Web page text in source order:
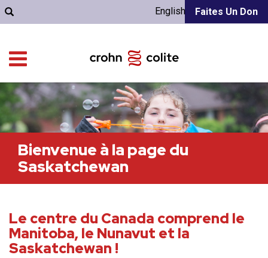
Faites Un Don
English
Bienvenue à la page du
Saskatchewan
Le centre du Canada comprend le
Manitoba, le Nunavut et la
Saskatchewan !